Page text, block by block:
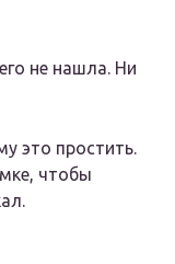
не нашла. Ни
это простить.
чтобы